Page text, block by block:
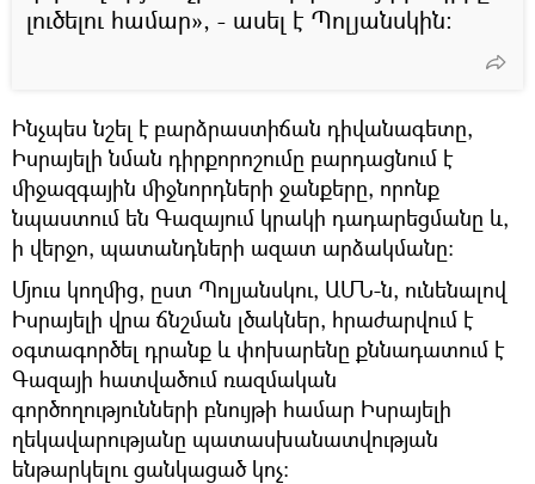
լուծելու համար», - ասել է Պոլյանսկին։
Ինչպես նշել է բարձրաստիճան դիվանագետը,
Իսրայելի նման դիրքորոշումը բարդացնում է
միջազգային միջնորդների ջանքերը, որոնք
նպաստում են Գազայում կրակի դադարեցմանը և,
ի վերջո, պատանդների ազատ արձակմանը:
Մյուս կողմից, ըստ Պոլյանսկու, ԱՄՆ-ն, ունենալով
Իսրայելի վրա ճնշման լծակներ, հրաժարվում է
օգտագործել դրանք և փոխարենը քննադատում է
Գազայի հատվածում ռազմական
գործողությունների բնույթի համար Իսրայելի
ղեկավարությանը պատասխանատվության
ենթարկելու ցանկացած կոչ: